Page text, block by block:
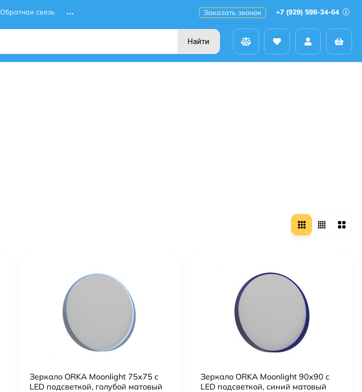
Обратная связь Заказать звонок +7 (929) 598-34-64
Найти
Зеркало ORKA Moonlight 75x75 c
LED подсветкой, голубой матовый
Зеркало ORKA Moonlight 90x90 c
LED подсветкой, синий матовый